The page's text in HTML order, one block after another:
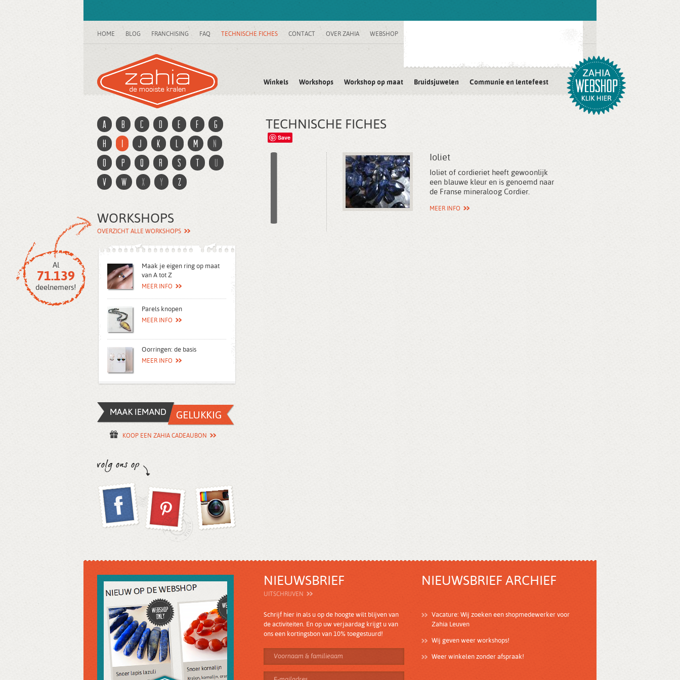
HOME BLOG FRANCHISING FAQ TECHNISCHE FICHES CONTACT OVER ZAHIA WEBSHOP
Winkels Workshops Workshop op maat Bruidsjuwelen Communie en lentefeest
TECHNISCHE FICHES
Save
I Ioliet
Ioliet of cordieriet heeft gewoonlijk
een blauwe kleur en is genoemd naar
de Franse mineraloog Cordier.
MEER INFO
a b c d e f
g
h
i j k l m
n
o
p q r s t
u
v
w x y z
WORKSHOPS
OVERZICHT ALLE WORKSHOPS
Al
71.139
deelnemers!
Maak je eigen ring op maat
van A tot Z
MEER INFO
Parels knopen
MEER INFO
Oorringen: de basis
MEER INFO
KOOP EEN ZAHIA CADEAUBON
NIEUWSBRIEF
UITSCHRIJVEN
Schrijf hier in als u op de hoogte wilt blijven van
de activiteiten. En op uw verjaardag krijgt u van
ons een kortingsbon van 10% toegestuurd!
NIEUWSBRIEF ARCHIEF
Vacature: Wij zoeken een shopmedewerker voor
Zahia Leuven
Wij geven weer workshops!
Weer winkelen zonder afspraak!